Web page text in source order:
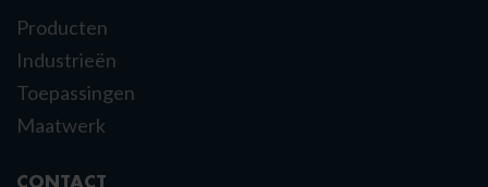
Producten
Industrieën
Toepassingen
Maatwerk
CONTACT